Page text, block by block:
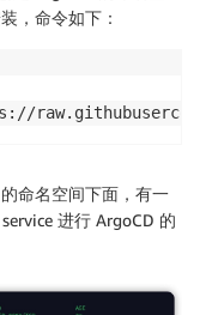
，命令如下：
命名空间下面，有一
进行 ArgoCD 的